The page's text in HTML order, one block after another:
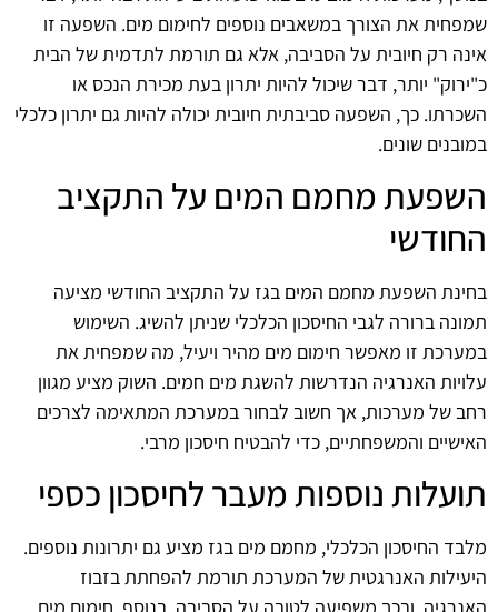
שמפחית את הצורך במשאבים נוספים לחימום מים. השפעה זו
אינה רק חיובית על הסביבה, אלא גם תורמת לתדמית של הבית
כ"ירוק" יותר, דבר שיכול להיות יתרון בעת מכירת הנכס או
השכרתו. כך, השפעה סביבתית חיובית יכולה להיות גם יתרון כלכלי
במובנים שונים.
השפעת מחמם המים על התקציב
החודשי
בחינת השפעת מחמם המים בגז על התקציב החודשי מציעה
תמונה ברורה לגבי החיסכון הכלכלי שניתן להשיג. השימוש
במערכת זו מאפשר חימום מים מהיר ויעיל, מה שמפחית את
עלויות האנרגיה הנדרשות להשגת מים חמים. השוק מציע מגוון
רחב של מערכות, אך חשוב לבחור במערכת המתאימה לצרכים
האישיים והמשפחתיים, כדי להבטיח חיסכון מרבי.
תועלות נוספות מעבר לחיסכון כספי
מלבד החיסכון הכלכלי, מחמם מים בגז מציע גם יתרונות נוספים.
היעילות האנרגטית של המערכת תורמת להפחתת בזבוז